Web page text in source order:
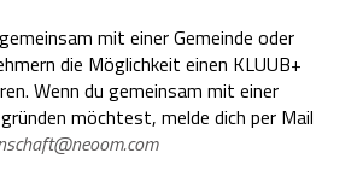
mit einer Gemeinde oder
die Möglichkeit einen KLUUB+
Wenn du gemeinsam mit einer
möchtest, melde dich per Mail